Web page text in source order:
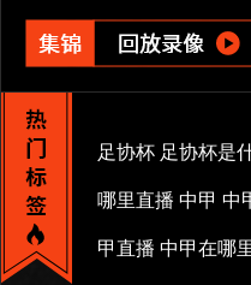
足协杯 足协杯是
哪里直播 中甲 中
甲直播 中甲在哪